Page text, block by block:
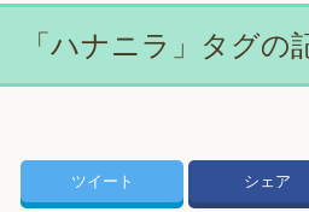
「ハナニラ」タグの
ツイート シェア